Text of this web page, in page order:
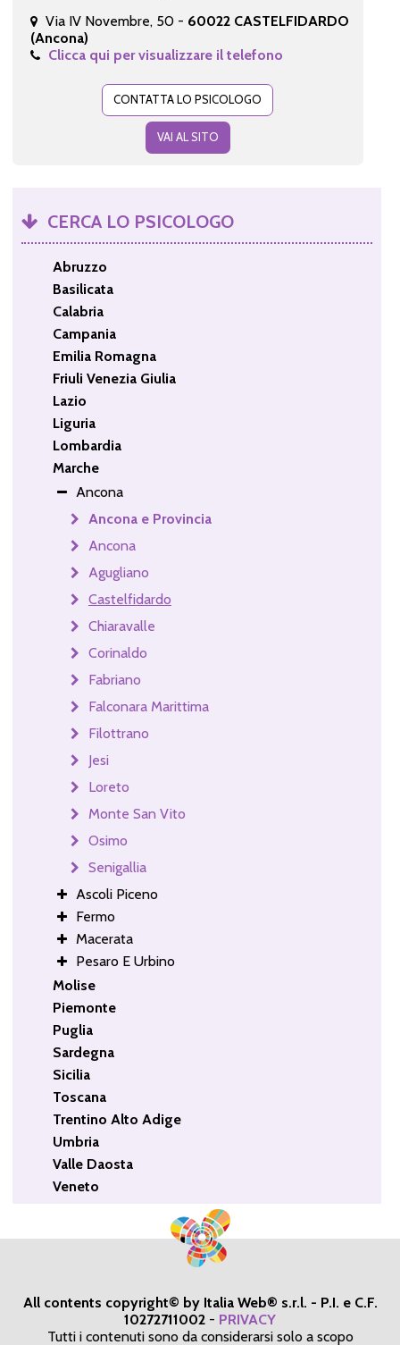
Via IV Novembre, 50 - 60022 CASTELFIDARDO
(Ancona)
Clicca qui per visualizzare il telefono
CONTATTA LO PSICOLOGO
VAI AL SITO
CERCA LO PSICOLOGO
Abruzzo
Basilicata
Calabria
Campania
Emilia Romagna
Friuli Venezia Giulia
Lazio
Liguria
Lombardia
Marche
Ancona
Ancona e Provincia
Ancona
Agugliano
Castelfidardo
Chiaravalle
Corinaldo
Fabriano
Falconara Marittima
Filottrano
Jesi
Loreto
Monte San Vito
Osimo
Senigallia
Ascoli Piceno
Fermo
Macerata
Pesaro E Urbino
Molise
Piemonte
Puglia
Sardegna
Sicilia
Toscana
Trentino Alto Adige
Umbria
Valle Daosta
Veneto
All contents copyright© by Italia Web® s.r.l. - P.I. e C.F.
10272711002 - PRIVACY
Tutti i contenuti sono da considerarsi solo a scopo